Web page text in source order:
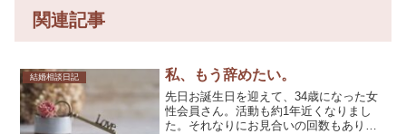
関連記事
結婚相談日記 私、もう辞めたい。
先日お誕生日を迎えて、34歳になった女
性会員さん。活動も約1年近くなりまし
た。それなりにお見合いの回数もあり、